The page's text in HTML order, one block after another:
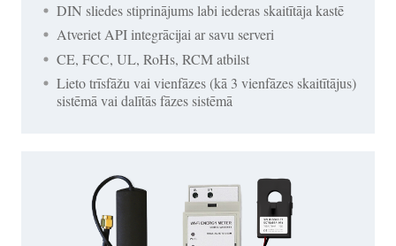
DIN sliedes stiprinājums labi iederas skaitītāja kastē
Atveriet API integrācijai ar savu serveri
CE, FCC, UL, RoHs, RCM atbilst
Lieto trīsfāžu vai vienfāzes (kā 3 vienfāzes skaitītājus)
sistēmā vai dalītās fāzes sistēmā